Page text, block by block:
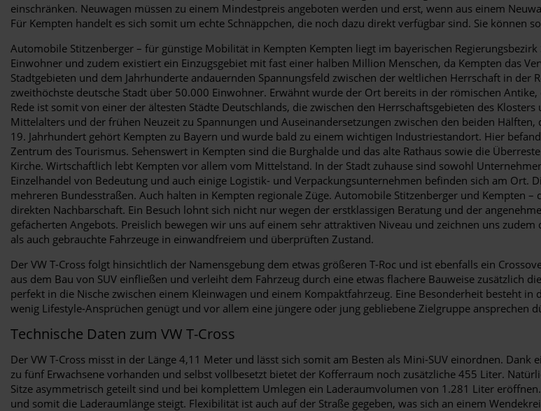
einschränken. Neuwagen müssen zu einem Mindestpreis angeboten werden und erst, wenn aus einem
Für Kempten handelt es sich somit um echte Schnäppchen, die noch dazu direkt verfügbar sind. Sie können
Automobile Stitzenberger – für günstige Mobilität in Kempten Kempten liegt im bayerischen
Einwohner und zudem existiert ein Einzugsgebiet mit fast einer halben Million Menschen, da Kempten das
Stadtgebieten und dem Jahrhunderte andauernden Spannungsfeld zwischen der weltlichen Herrschaft in
zweithöchste deutsche Stadt über 50.000 Einwohner. Erwähnt wurde der Ort bereits in der römischen
Rede ist somit von einer der ältesten Städte Deutschlands, die zwischen den Herrschaftsgebieten des
Mittelalters und der frühen Neuzeit zu Spannungen und Auseinandersetzungen zwischen den beiden
19. Jahrhundert gehört Kempten zu Bayern und wurde bald zu einem wichtigen Industriestandort. Hier
Zentrum des Tourismus. Sehenswert in Kempten sind die Burghalde und das alte Rathaus sowie die
Kirche. Wirtschaftlich lebt Kempten vor allem vom Mittelstand. In der Stadt zuhause sind sowohl
Einzelhandel von Bedeutung und auch einige Logistik- und Verpackungsunternehmen befinden sich am
mehreren Bundesstraßen. Auch halten in Kempten regionale Züge. Automobile Stitzenberger und Kempten
direkten Nachbarschaft. Ein Besuch lohnt sich nicht nur wegen der erstklassigen Beratung und der
gefächerten Angebots. Preislich bewegen wir uns auf einem sehr attraktiven Niveau und zeichnen uns
als auch gebrauchte Fahrzeuge in einwandfreiem und überprüften Zustand.
Der VW T-Cross folgt hinsichtlich der Namensgebung dem etwas größeren T-Roc und ist ebenfalls ein
aus dem Bau von SUV einfließen und verleiht dem Fahrzeug durch eine etwas flachere Bauweise zusätzlich
perfekt in die Nische zwischen einem Kleinwagen und einem Kompaktfahrzeug. Eine Besonderheit besteht
wenig Lifestyle-Ansprüchen genügt und vor allem eine jüngere oder jung gebliebene Zielgruppe ansprechen
Technische Daten zum VW T-Cross
Der VW T-Cross misst in der Länge 4,11 Meter und lässt sich somit am Besten als Mini-SUV einordnen.
zu fünf Erwachsene vorhanden und selbst vollbesetzt bietet der Kofferraum noch zusätzliche 455 Liter.
Sitze asymmetrisch geteilt sind und bei komplettem Umlegen ein Laderaumvolumen von 1.281 Liter
und somit die Laderaumlänge steigt. Flexibilität ist auch auf der Straße gegeben, was sich an einem